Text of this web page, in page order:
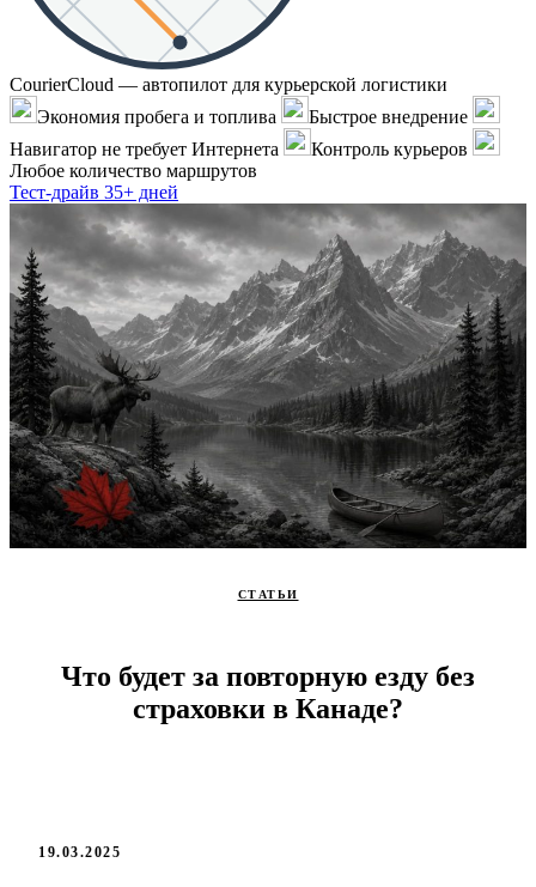
CourierCloud — автопилот для курьерской логистики
Экономия пробега и топлива
Быстрое внедрение
Навигатор не требует Интернета
Контроль курьеров
Любое количество маршрутов
Тест-драйв 35+ дней
СТАТЬИ
Что будет за повторную езду без
страховки в Канаде?
19.03.2025